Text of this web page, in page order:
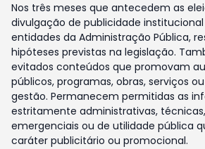
Nos três meses que antecedem as
divulgação de publicidade
entidades da Administração Pública,
hipóteses previstas na legislação.
evitados conteúdos que promovam
públicos, programas, obras, serviços
gestão. Permanecem permitidas as
estritamente administrativas,
emergenciais ou de utilidade pública
caráter publicitário ou promocional.